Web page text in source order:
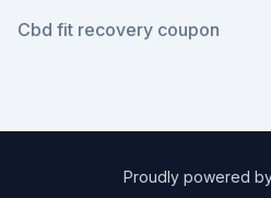
Cbd fit recovery coupon
Proudly powered